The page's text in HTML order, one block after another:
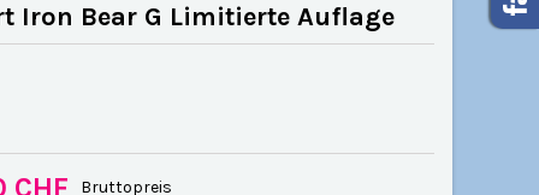
Iron Bear G Limitierte Auflage
Bruttopreis